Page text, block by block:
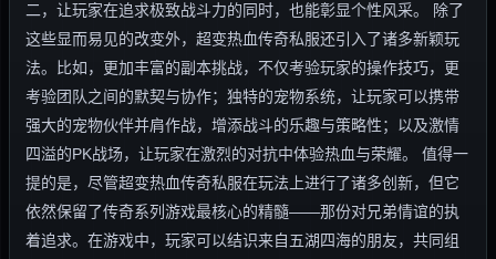
二，让玩家在追求极致战斗力的同时，也能彰显个性风采。 除了
这些显而易见的改变外，超变热血传奇私服还引入了诸多新颖玩
法。比如，更加丰富的副本挑战，不仅考验玩家的操作技巧，更
考验团队之间的默契与协作；独特的宠物系统，让玩家可以携带
强大的宠物伙伴并肩作战，增添战斗的乐趣与策略性；以及激情
四溢的PK战场，让玩家在激烈的对抗中体验热血与荣耀。 值得一
提的是，尽管超变热血传奇私服在玩法上进行了诸多创新，但它
依然保留了传奇系列游戏最核心的精髓——那份对兄弟情谊的执
着追求。在游戏中，玩家可以结识来自五湖四海的朋友，共同组